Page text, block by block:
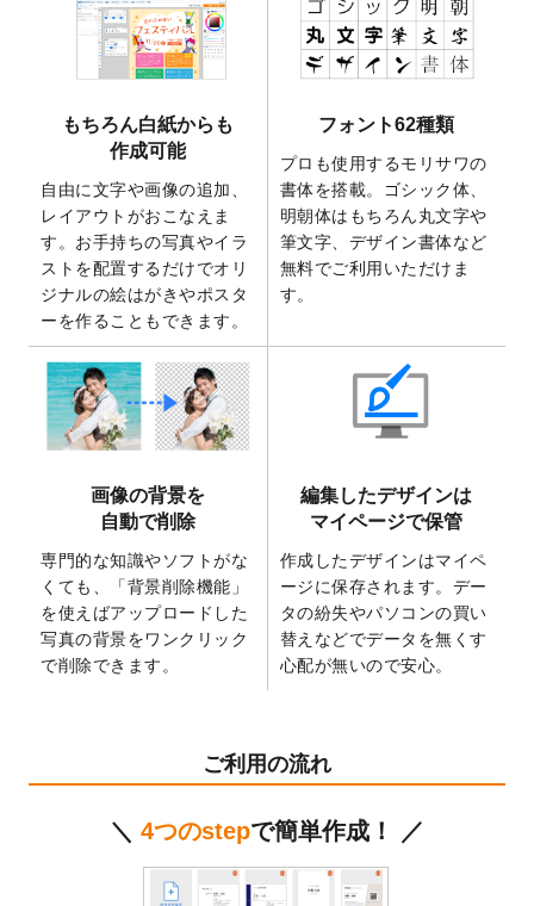
2025/9/10
喪中はがき・寒中見舞いのデザインテンプ
レートを公開いたしました。
2025/8/1
9,160万点以上の写真やイラスト素材が無料
2025/7/30
キャンバスプリントのデザインテンプレー
トを追加いたしました。
2025/6/30
暑中見舞いのデザインテンプレートを追加
しました。
2025/6/27
キャンバスプリントのデザインテンプレー
トを追加いたしました。
2025/6/24
2026年版1月始まりのカレンダーデザイン
テンプレートを公開いたしました。
2025/6/9
「背景削除機能
」を実装しました。
2025/4/3
DMのデザインテンプレートを追加しまし
た。
を追加しました。
マスキングテープのデザインテンプレート
を追加しました。
2025/1/15
配置できるデータ形式が増えました。
（pdf、psd、eps、tifに対応）
2024/12/24
2025年版4月始まりのカレンダーデザイン
箔押し年賀状のデザインテンプレート
ステッカーのデザインテンプレート
しました。
2025年巳年の年賀状デザインテンプレート
もちろん白紙からも
作成可能
自由に文字や画像の追加、
レイアウトがおこなえま
す。お手持ちの写真やイラ
ストを配置するだけでオリ
ジナルの絵はがきやポスタ
ーを作ることもできます。
フォント62種類
プロも使用するモリサワの
書体を搭載。ゴシック体、
明朝体はもちろん丸文字や
筆文字、デザイン書体など
無料でご利用いただけま
す。
画像の背景を
自動で削除
専門的な知識やソフトがな
くても、「背景削除機能」
を使えばアップロードした
写真の背景をワンクリック
で削除できます。
編集したデザインは
マイページで保管
作成したデザインはマイペ
ージに保存されます。デー
タの紛失やパソコンの買い
替えなどでデータを無くす
心配が無いので安心。
ご利用の流れ
＼ 4つのstepで簡単作成！ ／